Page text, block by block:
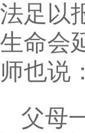
法足以
生命会
师也说
父母